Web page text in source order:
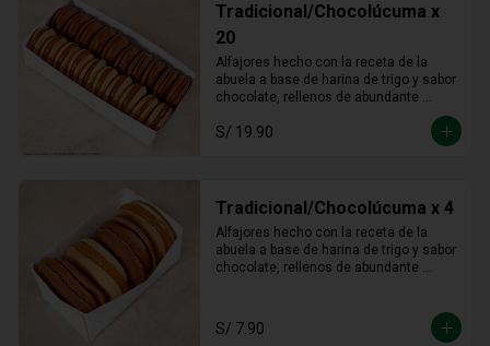
Tradicional/Chocolúcuma x
20
Alfajores hecho con la receta de la
abuela a base de harina de trigo y sabor
chocolate, rellenos de abundante
blanco de lúcuma
S/ 19.90
Tradicional/Chocolúcuma x 4
Alfajores hecho con la receta de la
abuela a base de harina de trigo y sabor
chocolate, rellenos de abundante
S/ 7.90